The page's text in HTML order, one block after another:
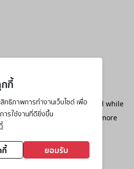
กกี้
ธิภาพการทำงานเว็บไซต์ เพื่อ
ารใช้งานที่ดียิ่งขึ้น
กี้ ยอมรับ
-side exception has occurred while
(see the browser console
for more
information).